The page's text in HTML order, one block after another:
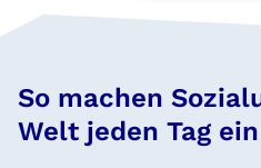
So machen
Welt jeden Tag